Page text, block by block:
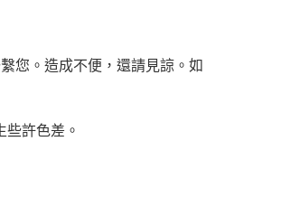
您。造成不便，還請見諒。如
許色差。